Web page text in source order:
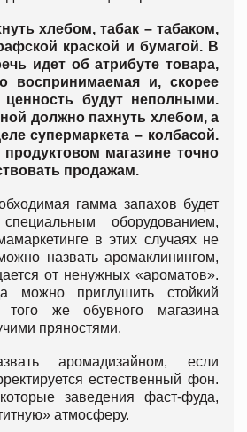
хлебом, табак – табаком,
краской и бумагой. В
идет об атрибуте товара,
воспринимаемая и, скорее
ценность будут неполными.
должно пахнуть хлебом, а
супермаркета – колбасой.
магазине точно
продажам.
гамма запахов будет
оборудованием,
в этих случаях не
назвать аромаклинингом,
от ненужных «ароматов».
можно приглушить стойкий
того же обувного магазина
пряностями.
аромадизайном, если
естественный фон.
заведения фаст-фуда,
атмосферу.